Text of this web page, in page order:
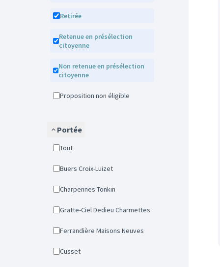
Retirée
Retenue en présélection
citoyenne
Non retenue en présélection
citoyenne
Proposition non éligible
Portée
Tout
Buers Croix-Luizet
Charpennes Tonkin
Gratte-Ciel Dedieu Charmettes
Ferrandière Maisons Neuves
Cusset